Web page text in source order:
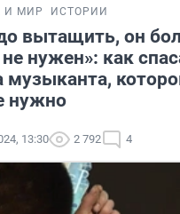
И МИР ИСТОРИИ
вытащить, он
нужен»: как
музыканта,
нужно
13:30 2 792 4